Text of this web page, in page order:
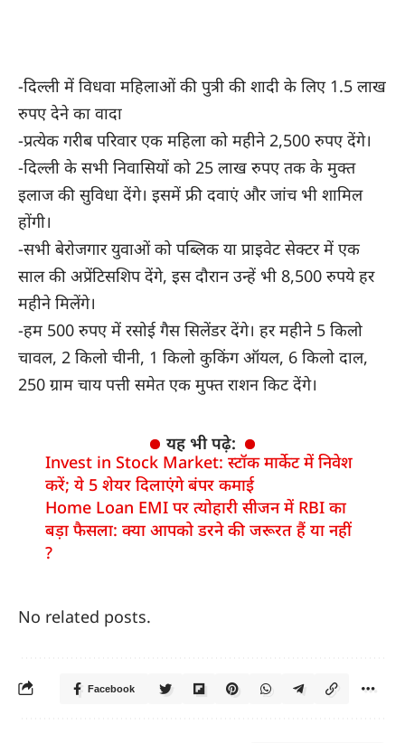
-दिल्ली में विधवा महिलाओं की पुत्री की शादी के लिए 1.5 लाख
रुपए देने का वादा
-प्रत्येक गरीब परिवार एक महिला को महीने 2,500 रुपए देंगे।
-दिल्ली के सभी निवासियों को 25 लाख रुपए तक के मुक्त
इलाज की सुविधा देंगे। इसमें फ्री दवाएं और जांच भी शामिल
होंगी।
-सभी बेरोजगार युवाओं को पब्लिक या प्राइवेट सेक्टर में एक
साल की अप्रेंटिसशिप देंगे, इस दौरान उन्हें भी 8,500 रुपये हर
महीने मिलेंगे।
-हम 500 रुपए में रसोई गैस सिलेंडर देंगे। हर महीने 5 किलो
चावल, 2 किलो चीनी, 1 किलो कुकिंग ऑयल, 6 किलो दाल,
250 ग्राम चाय पत्ती समेत एक मुफ्त राशन किट देंगे।
यह भी पढ़े:
Invest in Stock Market: स्टॉक मार्केट में निवेश
करें; ये 5 शेयर दिलाएंगे बंपर कमाई
Home Loan EMI पर त्योहारी सीजन में RBI का
बड़ा फैसला: क्या आपको डरने की जरूरत हैं या नहीं
?
No related posts.
Facebook